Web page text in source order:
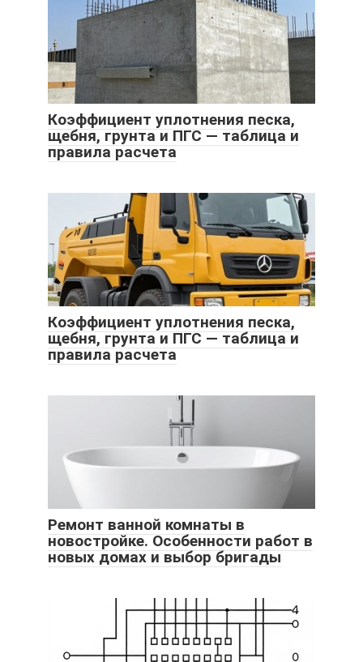
Коэффициент уплотнения песка,
щебня, грунта и ПГС — таблица и
правила расчета
Коэффициент уплотнения песка,
щебня, грунта и ПГС — таблица и
правила расчета
Ремонт ванной комнаты в
новостройке. Особенности работ в
новых домах и выбор бригады